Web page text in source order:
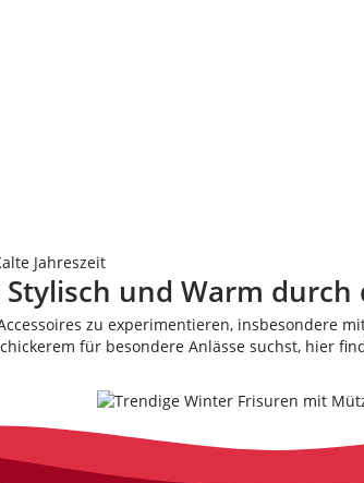
Jahreszeit
und Warm durch
zu experimentieren, insbesondere
für besondere Anlässe suchst, hier